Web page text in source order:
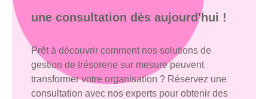
une consultation dès aujourd'hui !
Prêt à découvrir comment nos solutions de
gestion de trésorerie sur mesure peuvent
transformer votre organisation ? Réservez une
consultation avec nos experts pour obtenir des